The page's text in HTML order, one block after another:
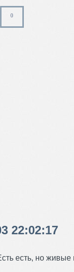
0
22:02:17
есть, но живые